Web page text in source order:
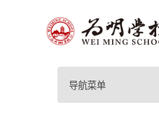
导航菜单